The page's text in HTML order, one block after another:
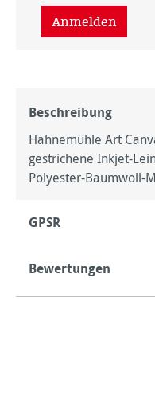
Anmelden
Beschreibung
Hahnemühle Art
gestrichene Inkjet-
Polyester-Baumwoll-
GPSR
Bewertungen